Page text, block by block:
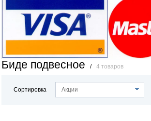
Биде подвесное / 4 товаров
Сортировка Акции